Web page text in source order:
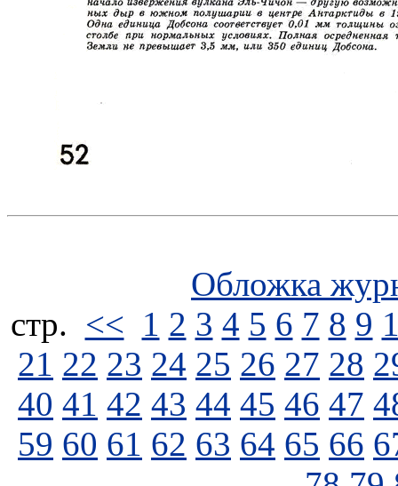
Обложка
стp. << 1 2 3 4 5 6 7 8 9
21 22 23 24 25 26 27 28
40 41 42 43 44 45 46 47
59 60 61 62 63 64 65 66